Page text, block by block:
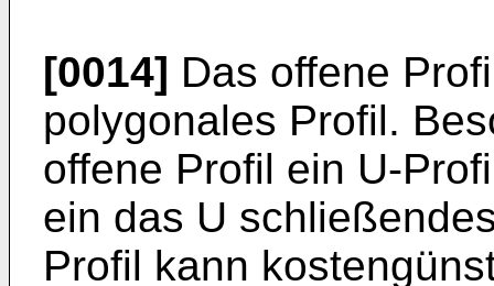
[0014] Das offene
polygonales Profil.
offene Profil ein U-
ein das U
Profil kann